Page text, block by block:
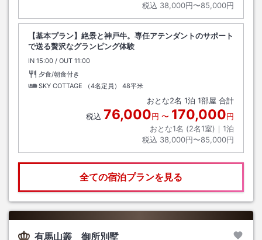
税込 38,000円〜85,000円
【基本プラン】絶景と神戸牛。専任アテンダントのサポート
で送る贅沢なグランピング体験
IN チェックイン
15:00 / OUT チェックアウト
11:00
夕食/朝食付き
SKY COTTAGE （4名定員）
48平米
おとな2名 1泊 1部屋 合計
税込 76,000円 〜 170,000円
おとな1名 (2名1室)｜ 1泊
税込 38,000円〜85,000円
全ての宿泊プランを見る
有馬山叢 御所別墅